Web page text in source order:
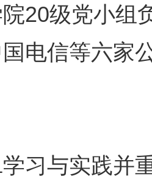
20级党小组
电信等六家
学习与实践并